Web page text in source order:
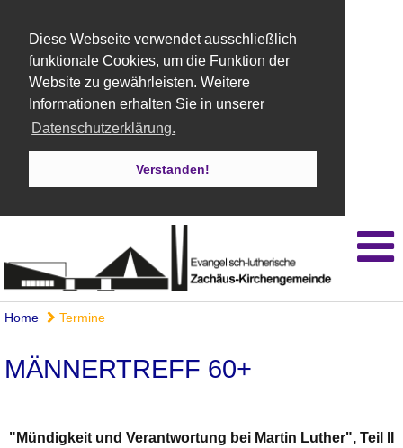
Diese Webseite verwendet ausschließlich
funktionale Cookies, um die Funktion der
Website zu gewährleisten. Weitere
Informationen erhalten Sie in unserer
Datenschutzerklärung.
Verstanden!
Home Termine
MÄNNERTREFF 60+
"Mündigkeit und Verantwortung bei Martin Luther", Teil II